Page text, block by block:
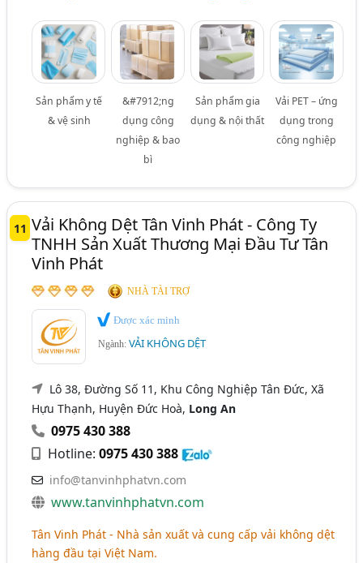
Sản phẩm y tế
& vệ sinh
&#7912;ng
dụng công
nghiệp & bao
bì
Sản phẩm gia
dụng & nội thất
Vải PET – ứng
dụng trong
công nghiệp
11 Vải Không Dệt Tân Vinh Phát - Công Ty
TNHH Sản Xuất Thương Mại Đầu Tư Tân
Vinh Phát
NHÀ TÀI TRỢ
Được xác minh
Ngành:VẢI KHÔNG DỆT
Lô 38, Đường Số 11, Khu Công Nghiệp Tân Đức, Xã
Hựu Thạnh, Huyện Đức Hoà, Long An
0975 430 388
Hotline:0975 430 388
info@tanvinhphatvn.com
www.tanvinhphatvn.com
Tân Vinh Phát - Nhà sản xuất và cung cấp vải không dệt
hàng đầu tại Việt Nam.